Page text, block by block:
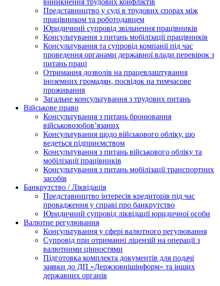
виникнення трудових конфліктів
Представництво у суді в трудових спорах між
працівником та роботодавцем
Юридичний супровід звільнення працівників
Консультування з питань мобілізації працівників
Консультування та супровід компанії під час
проведення органами державної влади перевірок з
питань праці
Отримання дозволів на працевлаштування
іноземних громадян, посвідок на тимчасове
проживання
Загальне консультування з трудових питань
Військове право
Консультування з питань бронювання
військовозобов’язаних
Консультування щодо військового обліку, що
ведеться підприємством
Консультування з питань військового обліку та
мобілізації працівників
Консультування з питань мобілізації транспортних
засобів
Банкрутство / Ліквідація
Представництво інтересів кредиторів під час
провадження у справі про банкрутство
Юридичний супровід ліквідації юридичної особи
Валютне регулювання
Консультування у сфері валютного регулювання
Супровід при отриманні ліцензій на операції з
валютними цінностями
Підготовка комплекта документів для подачі
заявки до ДП «Держзовнішінформ» та інших
державних органів